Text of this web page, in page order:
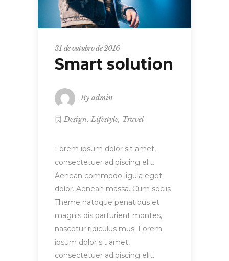
31 de outubro de 2016
Smart solution
By admin
Design,Lifestyle, Travel
Lorem ipsum dolor sit amet,
consectetuer adipiscing elit.
Aenean commodo ligula eget
dolor. Aenean massa. Cum sociis
Theme natoque penatibus et
magnis dis parturient montes,
nascetur ridiculus mus. Lorem
ipsum dolor sit amet,
consectetuer adipiscing elit.